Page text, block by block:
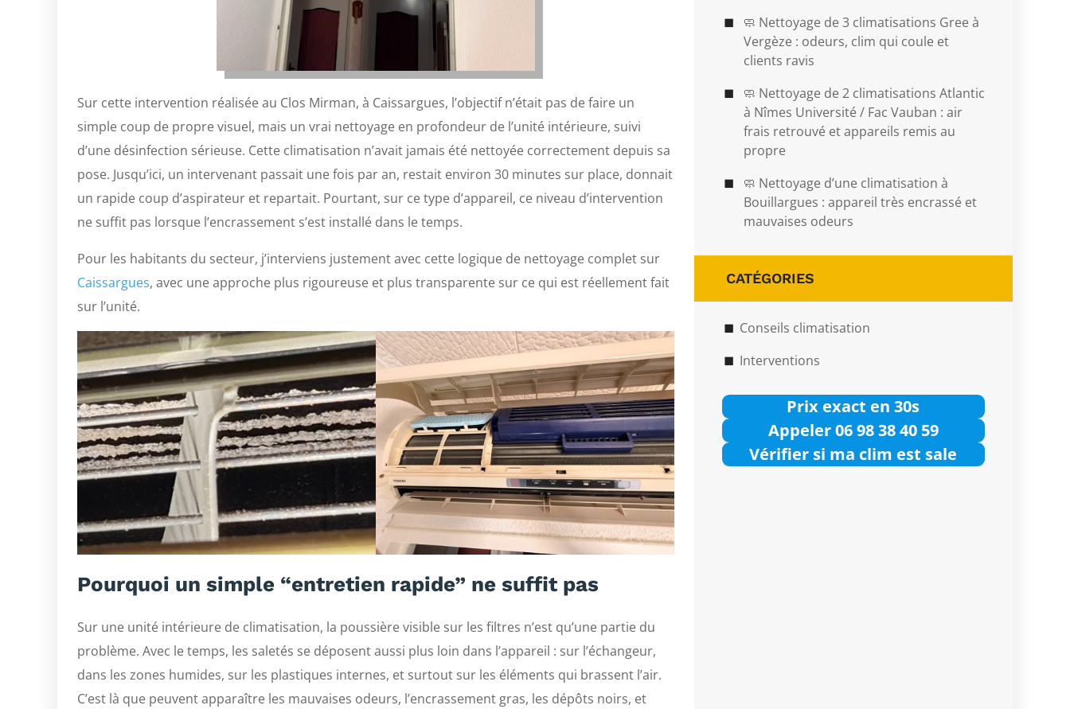
Sur cette intervention réalisée au Clos Mirman, à Caissargues, l’objectif n’était pas de faire un
simple coup de propre visuel, mais un vrai nettoyage en profondeur de l’unité intérieure, suivi
d’une désinfection sérieuse. Cette climatisation n’avait jamais été nettoyée correctement depuis sa
pose. Jusqu’ici, un intervenant passait une fois par an, restait environ 30 minutes sur place, donnait
un rapide coup d’aspirateur et repartait. Pourtant, sur ce type d’appareil, ce niveau d’intervention
ne suffit pas lorsque l’encrassement s’est installé dans le temps.
Pour les habitants du secteur, j’interviens justement avec cette logique de nettoyage complet sur
Caissargues, avec une approche plus rigoureuse et plus transparente sur ce qui est réellement fait
sur l’unité.
Pourquoi un simple “entretien rapide” ne suffit pas
Sur une unité intérieure de climatisation, la poussière visible sur les filtres n’est qu’une partie du
problème. Avec le temps, les saletés se déposent aussi plus loin dans l’appareil : sur l’échangeur,
dans les zones humides, sur les plastiques internes, et surtout sur les éléments qui brassent l’air.
C’est là que peuvent apparaître les mauvaises odeurs, l’encrassement gras, les dépôts noirs, et
🧼 Nettoyage de 3 climatisations Gree à
Vergèze : odeurs, clim qui coule et
clients ravis
🧼 Nettoyage de 2 climatisations Atlantic
à Nîmes Université / Fac Vauban : air
frais retrouvé et appareils remis au
propre
🧼 Nettoyage d’une climatisation à
Bouillargues : appareil très encrassé et
mauvaises odeurs
CATÉGORIES
Conseils climatisation
Interventions
Prix exact en 30s
Appeler 06 98 38 40 59
Vérifier si ma clim est sale